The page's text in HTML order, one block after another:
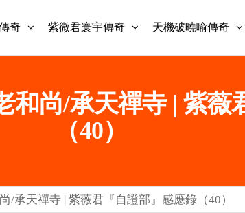
奇 紫微君寰宇傳奇 天機破曉喻傳奇
和尚/承天禪寺 | 紫
（40）
/承天禪寺 | 紫薇君『自證部』感應錄（40）